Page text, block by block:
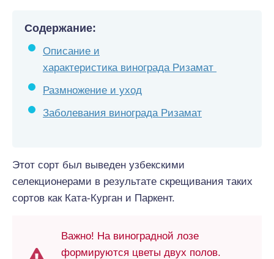
Содержание:
Описание и
характеристика винограда Ризамат
Размножение и уход
Заболевания винограда Ризамат
Этот сорт был выведен узбекскими
селекционерами в результате скрещивания таких
сортов как Ката-Курган и Паркент.
Важно! На виноградной лозе
формируются цветы двух полов.